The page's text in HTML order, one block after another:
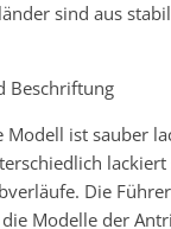
sind aus
Beschriftung
Modell ist sauber
lackiert
Die
Modelle der